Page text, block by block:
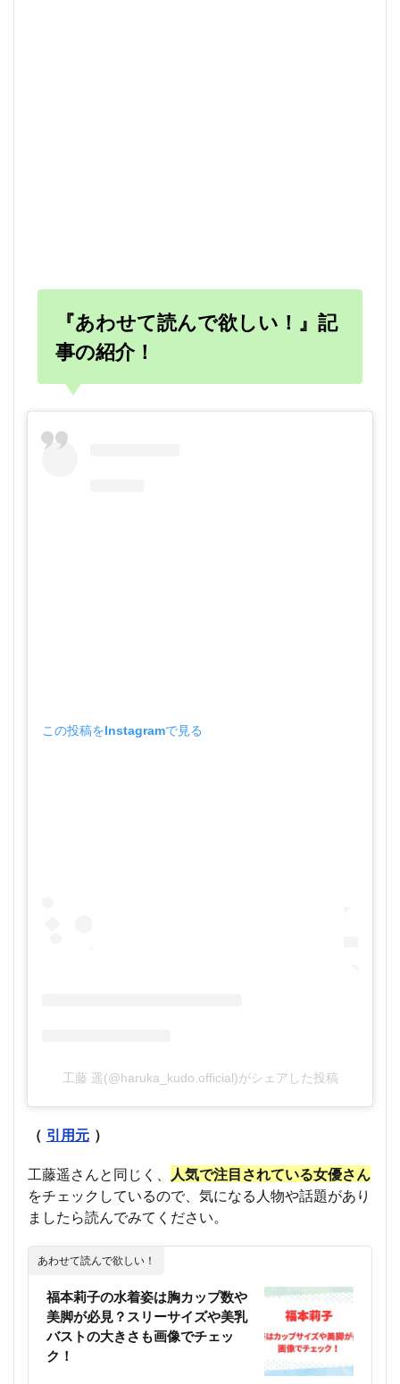
『あわせて読んで欲しい！』記
事の紹介！
この投稿をInstagramで見る
工藤 遥(@haruka_kudo.official)がシェアした投稿
（ 引用元 ）
工藤遥さんと同じく、 人気で注目されている女優さん
をチェックしているので、気になる人物や話題があり
ましたら読んでみてください。
あわせて読んで欲しい！
福本莉子の水着姿は胸カップ数や
美脚が必見？スリーサイズや美乳
バストの大きさも画像でチェッ
ク！